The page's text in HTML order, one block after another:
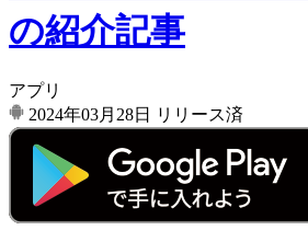
の紹介記事
アプリ
2024年03月28日
リリース済